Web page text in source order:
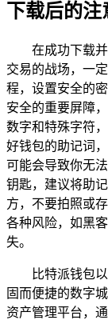
下载后的
在成功下载
交易的战场，一
程，设置安全的
安全的重要屏障
数字和特殊字符
好钱包的助记词
可能会导致你无
钥匙，建议将助
方，不要拍照或
各种风险，如黑
失。
比特派钱包
固而便捷的数字
资产管理平台，